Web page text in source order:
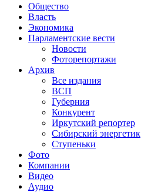
Общество
Власть
Экономика
Парламентские вести
Новости
Фоторепортажи
Архив
Все издания
ВСП
Губерния
Конкурент
Иркутский репортер
Сибирский энергетик
Ступеньки
Фото
Компании
Видео
Аудио